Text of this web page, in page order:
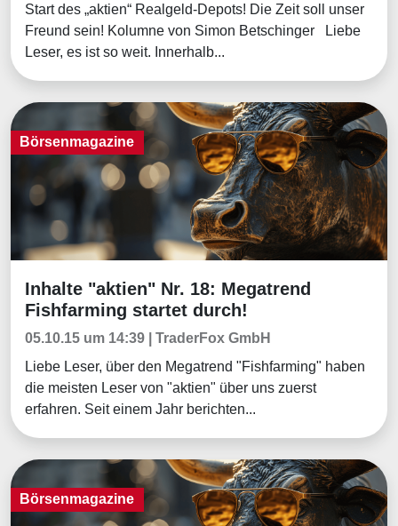
Start des „aktien“ Realgeld-Depots! Die Zeit soll unser
Freund sein! Kolumne von Simon Betschinger Liebe
Leser, es ist so weit. Innerhalb...
Börsenmagazine
Börsenmagazine
Inhalte "aktien" Nr. 18: Megatrend
Fishfarming startet durch!
05.10.15 um 14:39 | TraderFox GmbH
Liebe Leser, über den Megatrend "Fishfarming" haben
die meisten Leser von "aktien" über uns zuerst
erfahren. Seit einem Jahr berichten...
Börsenmagazine